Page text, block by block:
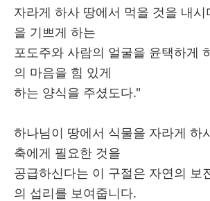
자라게 하사 땅에서 먹을 것을 내시
을 기쁘게 하는
포도주와 사람의 얼굴을 윤택하게
의 마음을 힘 있게
하는 양식을 주셨도다."
하나님이 땅에서 식물을 자라게 하
축에게 필요한 것을
공급하신다는 이 구절은 자연의 보
의 섭리를 보여줍니다.